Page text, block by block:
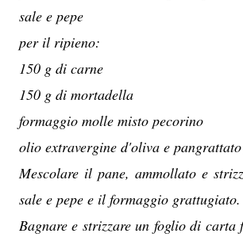
sale e pepe
per il ripieno:
150 g di carne
150 g di mortadella
formaggio molle misto pecorino
olio extravergine d'oliva e
Mescolare il pane, ammollato e
sale e pepe e il formaggio grattugiato.
Bagnare e strizzare un foglio di